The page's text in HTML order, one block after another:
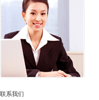
联系我们